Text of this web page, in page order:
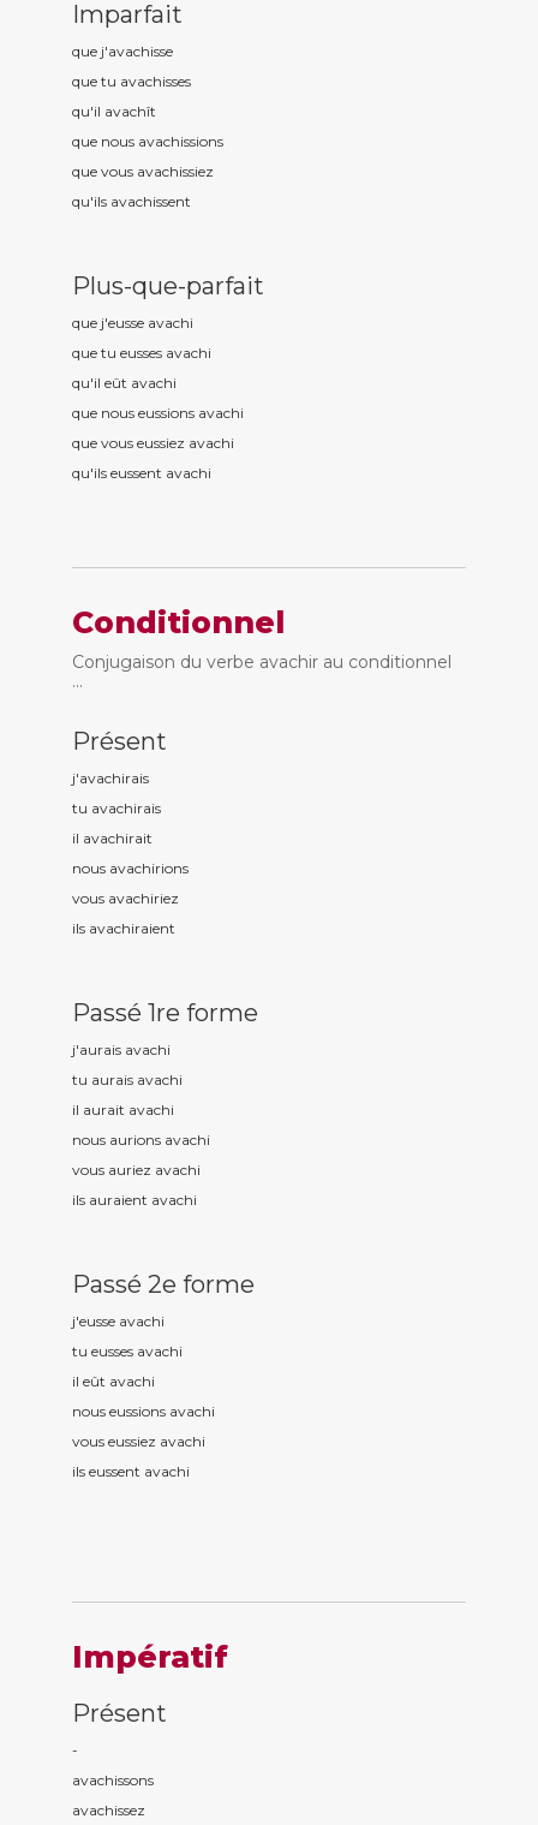
Imparfait
que j'avachisse
que tu avachisses
qu'il avachît
que nous avachissions
que vous avachissiez
qu'ils avachissent
Plus-que-parfait
que j'eusse avachi
que tu eusses avachi
qu'il eût avachi
que nous eussions avachi
que vous eussiez avachi
qu'ils eussent avachi
Conditionnel
Conjugaison du verbe avachir au conditionnel
...
Présent
j'avachirais
tu avachirais
il avachirait
nous avachirions
vous avachiriez
ils avachiraient
Passé 1re forme
j'aurais avachi
tu aurais avachi
il aurait avachi
nous aurions avachi
vous auriez avachi
ils auraient avachi
Passé 2e forme
j'eusse avachi
tu eusses avachi
il eût avachi
nous eussions avachi
vous eussiez avachi
ils eussent avachi
Impératif
Présent
-
avachissons
avachissez